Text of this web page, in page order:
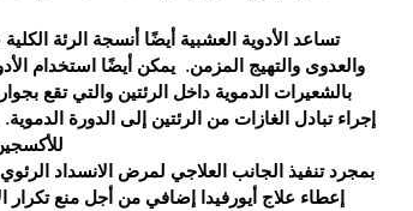
تساعد الأدوية العشبية أيضًا أنسجة الرئة
والعدوى والتهيج المزمن. يمكن أيضًا استخدام
بالشعيرات الدموية داخل الرئتين والتي تقع
إجراء تبادل الغازات من الرئتين إلى الدورة الدموية.
بمجرد تنفيذ الجانب العلاجي لمرض الانسداد
إعطاء علاج أيورفيدا إضافي من أجل منع تكرار